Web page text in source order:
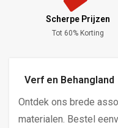
Scherpe Prijzen
Tot 60% Korting
Verf en Behangland
Ontdek ons brede
materialen. Bestel